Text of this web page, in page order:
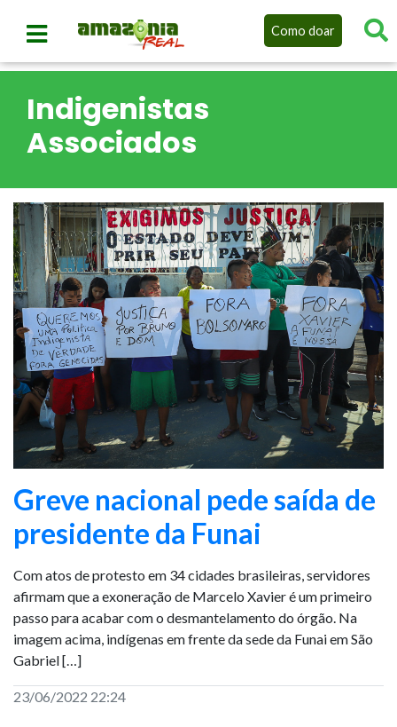
Como doar
Indigenistas
Associados
Greve nacional pede saída de
presidente da Funai
Com atos de protesto em 34 cidades brasileiras, servidores
afirmam que a exoneração de Marcelo Xavier é um primeiro
passo para acabar com o desmantelamento do órgão. Na
imagem acima, indígenas em frente da sede da Funai em São
Gabriel […]
23/06/2022 22:24